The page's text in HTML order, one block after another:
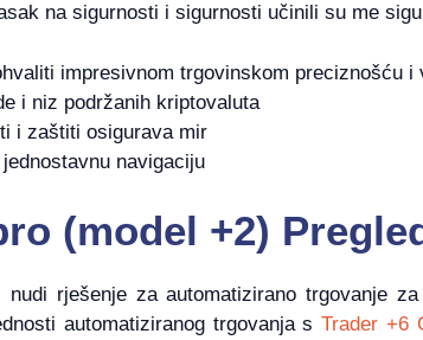
na sigurnosti i sigurnosti učinili su me
impresivnom trgovinskom preciznošću i
i niz podržanih kriptovaluta
i zaštiti osigurava mir
navigaciju
(model +2)
rješenje za automatizirano trgovanje
automatiziranog trgovanja s Trader +6